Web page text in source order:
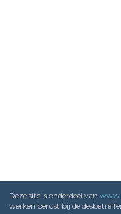
Deze site is onderdeel van
werken berust bij de